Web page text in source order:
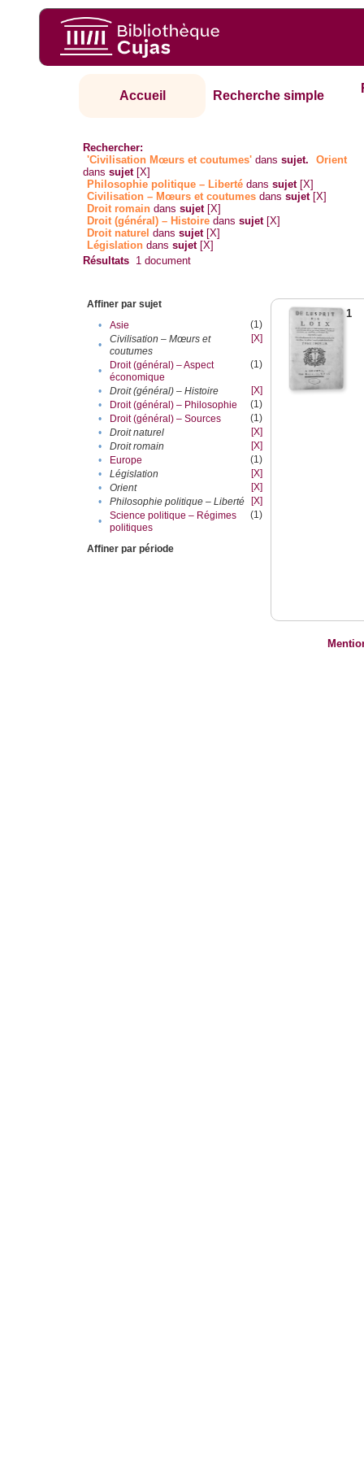
Accueil Recherche simple
Rechercher:
'Civilisation Mœurs et coutumes' danssujet.
Orient
danssujet [X]
Philosophie politique – Liberté danssujet [X]
Civilisation – Mœurs et coutumes danssujet [X]
Droit romain danssujet [X]
Droit (général) – Histoire danssujet [X]
Droit naturel danssujet [X]
Législation danssujet [X]
Résultats 1 document
Affiner par sujet
•
Asie
(1)
•
Civilisation – Mœurs et
coutumes
[X]
•
Droit (général) – Aspect
économique
(1)
• Droit (général) – Histoire
[X]
•
Droit (général) – Philosophie
(1)
•
Droit (général) – Sources
(1)
•
Droit naturel
[X]
•
Droit romain
[X]
•
Europe
(1)
•
Législation
[X]
•
Orient
[X]
•
Philosophie politique – Liberté
[X]
•
Science politique – Régimes
politiques
(1)
Affiner par période
1